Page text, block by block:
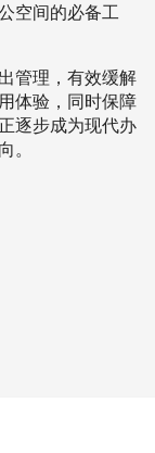
空间的必备工
管理，有效缓解
体验，同时保障
逐步成为现代办
。